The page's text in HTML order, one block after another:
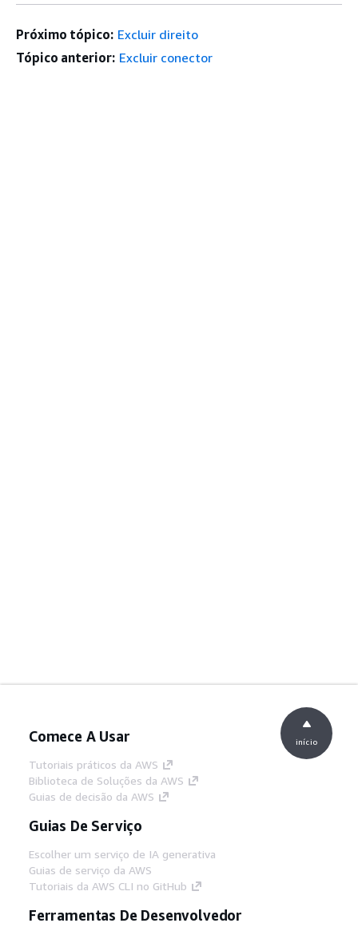
Próximo tópico: Excluir direito
Tópico anterior: Excluir conector
Comece A Usar
Tutoriais práticos da AWS
Biblioteca de Soluções da AWS
Guias de decisão da AWS
Guias De Serviço
Escolher um serviço de IA generativa
Guias de serviço da AWS
Tutoriais da AWS CLI no GitHub
Ferramentas De Desenvolvedor
início